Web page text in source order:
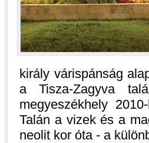
király várispánság
a Tisza-Zagyva
megyeszékhely
Talán a vizek és a
neolit kor óta - a